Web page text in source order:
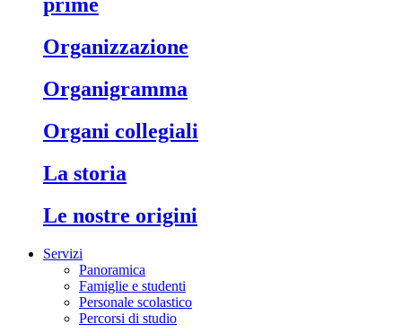
prime
organizzazione
organigramma
organi collegiali
la storia
le nostre origini
Servizi
Panoramica
Famiglie e studenti
Personale scolastico
Percorsi di studio